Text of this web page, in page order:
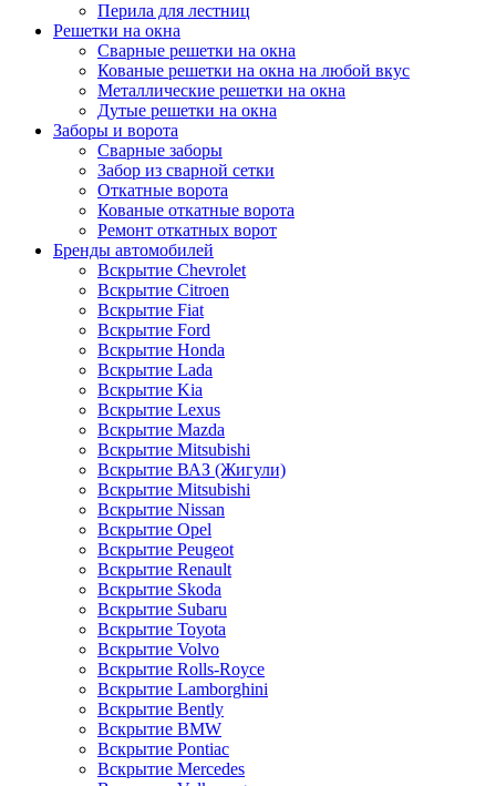
Перила для лестниц
Решетки на окна
Сварные решетки на окна
Кованые решетки на окна на любой вкус
Металлические решетки на окна
Дутые решетки на окна
Заборы и ворота
Сварные заборы
Забор из сварной сетки
Откатные ворота
Кованые откатные ворота
Ремонт откатных ворот
Бренды автомобилей
Вскрытие Chevrolet
Вскрытие Citroen
Вскрытие Fiat
Вскрытие Ford
Вскрытие Honda
Вскрытие Lada
Вскрытие Kia
Вскрытие Lexus
Вскрытие Mazda
Вскрытие Mitsubishi
Вскрытие ВАЗ (Жигули)
Вскрытие Mitsubishi
Вскрытие Nissan
Вскрытие Opel
Вскрытие Peugeot
Вскрытие Renault
Вскрытие Skoda
Вскрытие Subaru
Вскрытие Toyota
Вскрытие Volvo
Вскрытие Rolls-Royce
Вскрытие Lamborghini
Вскрытие Bently
Вскрытие BMW
Вскрытие Pontiac
Вскрытие Mercedes